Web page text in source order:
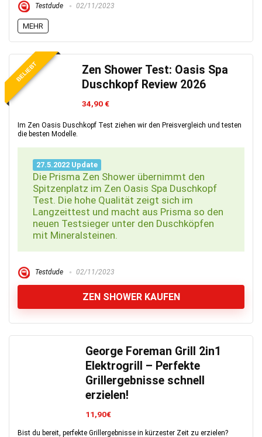
Testdude 02/11/2023
MEHR
BELIEBT
Zen Shower Test: Oasis Spa
Duschkopf Review 2026
34,90 €
Im Zen Oasis Duschkopf Test ziehen wir den Preisvergleich und testen
die besten Modelle.
27.5.2022 Update
Die Prisma Zen Shower übernimmt den
Spitzenplatz im Zen Oasis Spa Duschkopf
Test. Die hohe Qualität zeigt sich im
Langzeittest und macht aus Prisma so den
neuen Testsieger unter den Duschköpfen
mit Mineralsteinen.
Testdude 02/11/2023
ZEN SHOWER KAUFEN
George Foreman Grill 2in1
Elektrogrill – Perfekte
Grillergebnisse schnell
erzielen!
11,90€
Bist du bereit, perfekte Grillergebnisse in kürzester Zeit zu erzielen?